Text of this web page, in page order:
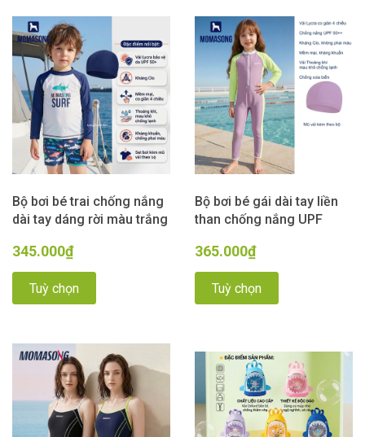
Bộ bơi bé trai chống nắng
dài tay dáng rời màu trắng
Clo UPF50++ Momasong
345.000₫
Tuỳ chọn
Bộ bơi bé gái dài tay liền
than chống nắng UPF
Momasong (Korea)
365.000₫
Tuỳ chọn